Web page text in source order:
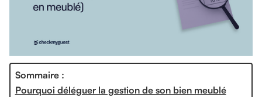
Sommaire :
Pourquoi déléguer la gestion de son bien meublé